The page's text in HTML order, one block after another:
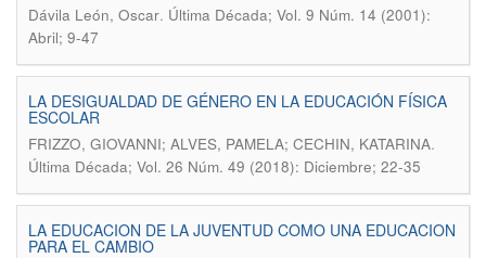
Dávila León, Oscar. Última Década; Vol. 9 Núm. 14 (2001):
Abril; 9-47
LA DESIGUALDAD DE GÉNERO EN LA EDUCACIÓN FÍSICA
ESCOLAR
FRIZZO, GIOVANNI; ALVES, PAMELA; CECHIN, KATARINA.
Última Década; Vol. 26 Núm. 49 (2018): Diciembre; 22-35
LA EDUCACION DE LA JUVENTUD COMO UNA EDUCACION
PARA EL CAMBIO